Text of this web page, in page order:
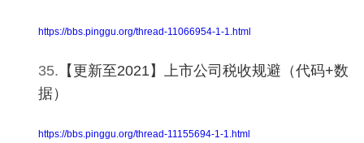
https://bbs.pinggu.org/thread-11066954-1-1.html
35. 【更新至2021】上市公司税收规避（代码+数
据）
https://bbs.pinggu.org/thread-11155694-1-1.html